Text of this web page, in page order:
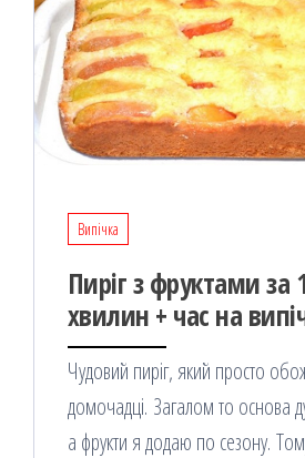
Випічка
Пиріг з фруктами за
хвилин + час на
Чудовий пиріг, який просто
домочадці. Загалом то основа
а фрукти я додаю по сезону.